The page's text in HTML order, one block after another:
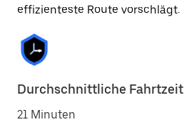
effizienteste Route vorschlägt.
Durchschnittliche Fahrtzeit
21 Minuten